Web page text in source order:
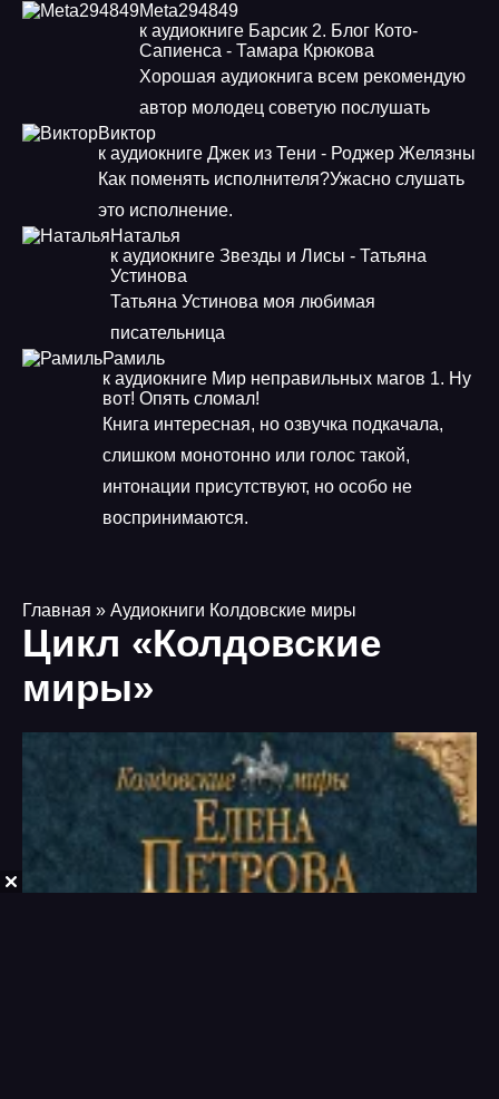
Meta294849
к аудиокниге Барсик 2. Блог Кото-
Сапиенса - Тамара Крюкова
Хорошая аудиокнига всем рекомендую
автор молодец советую послушать
Виктор
к аудиокниге Джек из Тени - Роджер Желязны
Как поменять исполнителя?Ужасно слушать
это исполнение.
Наталья
к аудиокниге Звезды и Лисы - Татьяна
Устинова
Татьяна Устинова моя любимая
писательница
Рамиль
к аудиокниге Мир неправильных магов 1. Ну
вот! Опять сломал!
Книга интересная, но озвучка подкачала,
слишком монотонно или голос такой,
интонации присутствуют, но особо не
воспринимаются.
Главная » Аудиокниги Колдовские миры
Цикл «Колдовские
миры»